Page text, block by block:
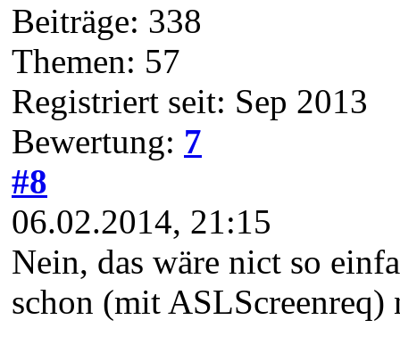
Beiträge: 338
Themen: 57
Registriert seit: Sep 2013
Bewertung: 7
#8
06.02.2014, 21:15
Nein, das wäre nict so
schon (mit ASLScreenreq)